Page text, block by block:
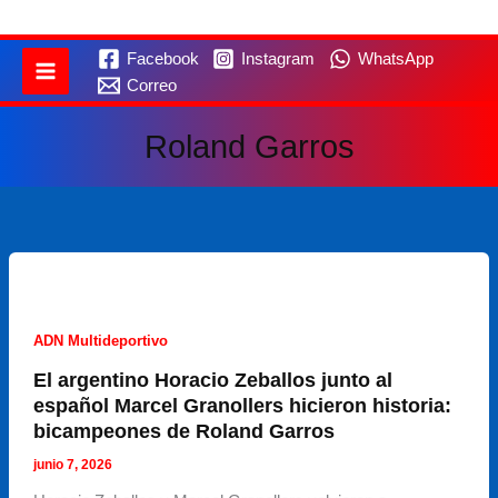
Facebook Instagram
WhatsApp
Correo
Roland Garros
ADN Multideportivo
El argentino Horacio Zeballos junto al
español Marcel Granollers hicieron historia:
bicampeones de Roland Garros
junio 7, 2026